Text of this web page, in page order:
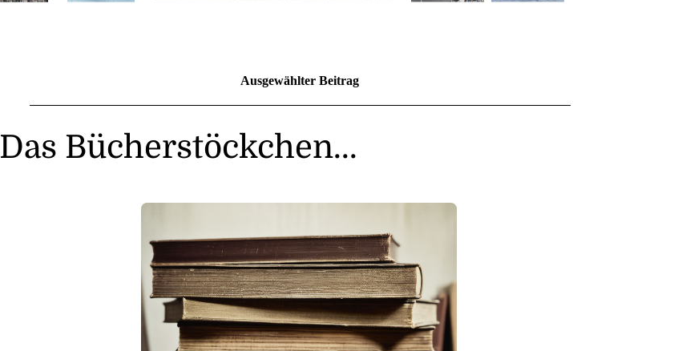
Ausgewählter Beitrag
Das Bücherstöckchen...